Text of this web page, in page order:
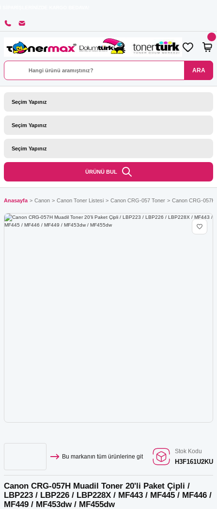
ARA
ÜRÜNÜ BUL
Anasayfa Canon Canon Toner Listesi Canon CRG-057 Toner Canon CRG-057H
Bu markanın tüm ürünlerine git
Stok Kodu
H3F161U2KU
Canon CRG-057H Muadil Toner 20'li Paket Çipli /
LBP223 / LBP226 / LBP228X / MF443 / MF445 / MF446 /
MF449 / MF453dw / MF455dw